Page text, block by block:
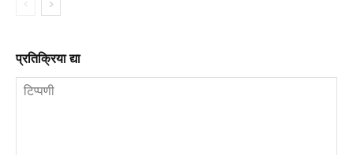
प्रतिक्रिया द्या